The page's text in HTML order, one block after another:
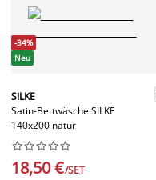
-34%
Neu
SILKE
Satin-Bettwäsche SILKE
140x200 natur






18,50 €/SET